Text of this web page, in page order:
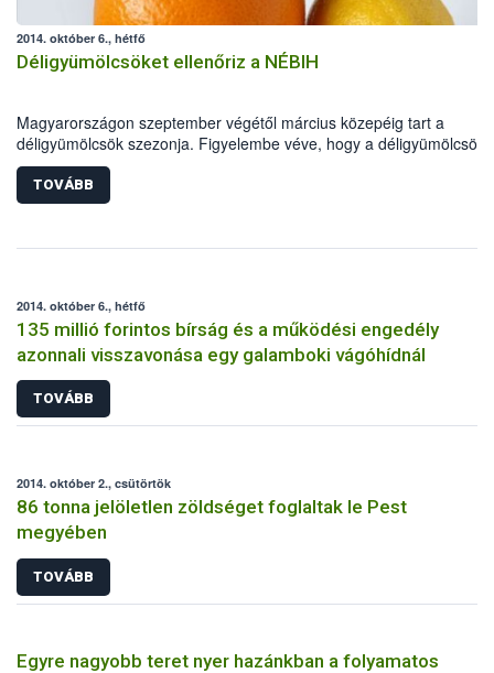
2014. október 6., hétfő
Déligyümölcsöket ellenőriz a NÉBIH
Magyarországon szeptember végétől március közepéig tart a
déligyümölcsök szezonja. Figyelembe véve, hogy a déligyümölcsök
minősége a szezon kezdeti szakaszában nem mindig kielégítő, Dr.
Fazekas Sándor földművelésügyi miniszter elrendelte, hogy a
kiemelten ellenőrizze e termékek minőségét. Az ellenőrzések során
avokádót és a kereskedők polcain egyre nagyobb mennyiségben
déligyümölcs-fogyasztás közel 12 kilogramm.
TOVÁBB
2014. október 6., hétfő
135 millió forintos bírság és a működési engedély
azonnali visszavonása egy galamboki vágóhídnál
TOVÁBB
2014. október 2., csütörtök
86 tonna jelöletlen zöldséget foglaltak le Pest
megyében
TOVÁBB
Egyre nagyobb teret nyer hazánkban a folyamatos